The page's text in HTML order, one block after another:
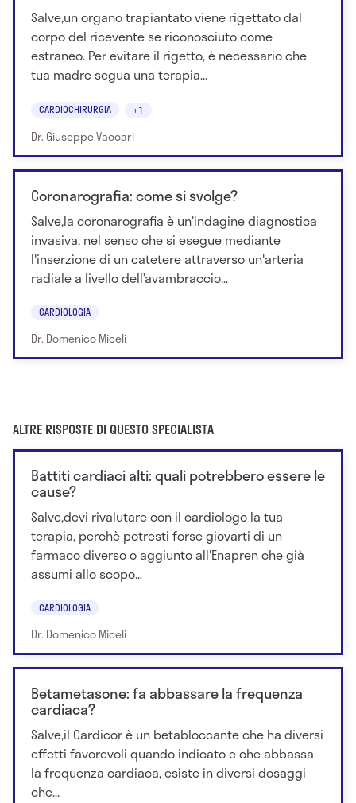
Salve,un organo trapiantato viene rigettato dal
corpo del ricevente se riconosciuto come
estraneo. Per evitare il rigetto, è necessario che
tua madre segua una terapia...
CARDIOCHIRURGIA +1
Dr. Giuseppe Vaccari
Coronarografia: come si svolge?
Salve,la coronarografia è un'indagine diagnostica
invasiva, nel senso che si esegue mediante
l'inserzione di un catetere attraverso un'arteria
radiale a livello dell’avambraccio...
CARDIOLOGIA
Dr. Domenico Miceli
ALTRE RISPOSTE DI QUESTO SPECIALISTA
Battiti cardiaci alti: quali potrebbero essere le
cause?
Salve,devi rivalutare con il cardiologo la tua
terapia, perchè potresti forse giovarti di un
farmaco diverso o aggiunto all'Enapren che già
assumi allo scopo...
CARDIOLOGIA
Dr. Domenico Miceli
Betametasone: fa abbassare la frequenza
cardiaca?
Salve,il Cardicor è un betabloccante che ha diversi
effetti favorevoli quando indicato e che abbassa
la frequenza cardiaca, esiste in diversi dosaggi
che...